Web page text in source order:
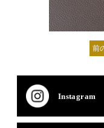
前
Instagram